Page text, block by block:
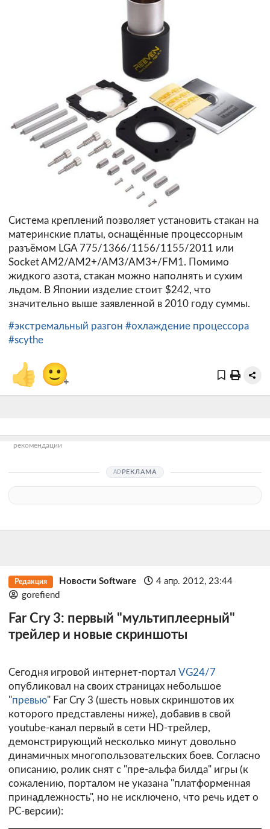
Система креплений позволяет установить стакан на
материнские платы, оснащённые процессорным
разъёмом LGA 775/1366/1156/1155/2011 или
Socket AM2/AM2+/AM3/AM3+/FM1. Помимо
жидкого азота, стакан можно наполнять и сухим
льдом. В Японии изделие стоит $242, что
значительно выше заявленной в 2010 году суммы.
#экстремальный разгон #охлаждение процессора
#scythe
👍 🙂+
рекомендации
РЕКЛАМА
Редакция Новости Software
4 апр. 2012, 23:44
gorefiend
Far Cry 3: первый "мультиплеерный"
трейлер и новые скриншоты
Сегодня игровой интернет-портал VG24/7
опубликовал на своих страницах небольшое
"превью" Far Cry 3 (шесть новых скриншотов их
которого представлены ниже), добавив в свой
youtube-канал первый в сети HD-трейлер,
демонстрирующий несколько минут довольно
динамичных многопользовательских боев. Согласно
описанию, ролик снят с "пре-альфа билда" игры (к
сожалению, порталом не указана "платформенная
принадлежность", но не исключено, что речь идет о
PC-версии):